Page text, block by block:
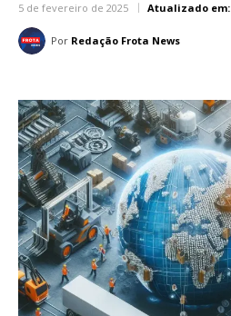
5 de fevereiro de 2025 Atualizado em:
Por Redação Frota News